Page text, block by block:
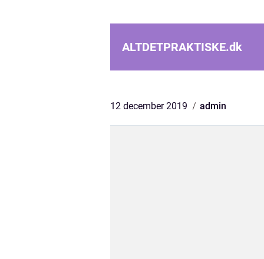
ALTDETPRAKTISKE.dk
12 december 2019 admin